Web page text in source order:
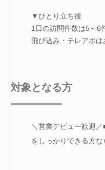
▼ひとり立ち後
1日の訪問件数は5～6
飛び込み・テレアポは
対象となる方
＼営業デビュー歓迎
をしっかりできる方